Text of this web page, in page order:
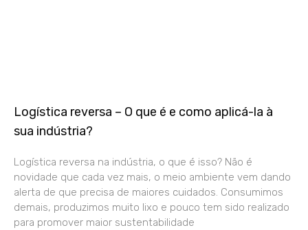
Logística reversa – O que é e como aplicá-la à
sua indústria?
Logística reversa na indústria, o que é isso? Não é
novidade que cada vez mais, o meio ambiente vem dando
alerta de que precisa de maiores cuidados. Consumimos
demais, produzimos muito lixo e pouco tem sido realizado
para promover maior sustentabilidade